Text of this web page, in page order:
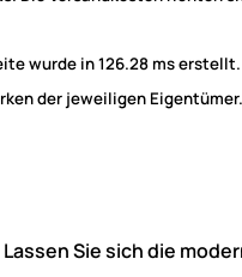
wurde in 126.28 ms erstellt.
der jeweiligen
Sie sich die